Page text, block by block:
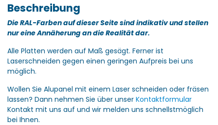
Beschreibung
Die RAL-Farben auf dieser Seite sind indikativ und stellen
nur eine Annäherung an die Realität dar.
Alle Platten werden auf Maß gesägt. Ferner ist
Laserschneiden gegen einen geringen Aufpreis bei uns
möglich.
Wollen Sie Alupanel mit einem Laser schneiden oder fräsen
lassen? Dann nehmen Sie über unser Kontaktformular
Kontakt mit uns auf und wir melden uns schnellstmöglich
bei Ihnen.